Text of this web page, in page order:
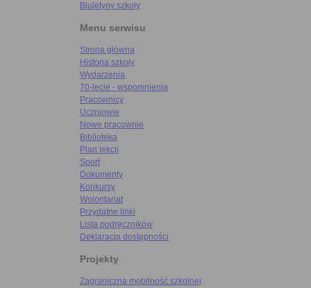
Biuletyny szkoły
Menu serwisu
Strona główna
Historia szkoły
Wydarzenia
70-lecie - wspomnienia
Pracownicy
Uczniowie
Nowe pracownie
Biblioteka
Plan lekcji
Sport
Dokumenty
Konkursy
Wolontariat
Przydatne linki
Lista podręczników
Deklaracja dostępności
Projekty
Zagraniczna mobilność szkolnej